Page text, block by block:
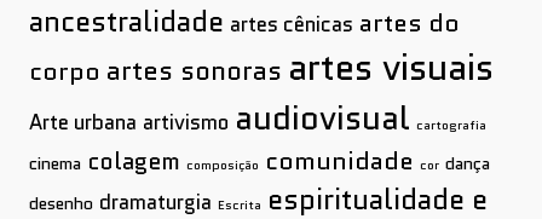
ancestralidade artes cênicas artes do
corpo artes sonoras artes visuais
Arte urbana artivismo audiovisual cartografia
cinema colagem composição comunidade cor dança
desenho dramaturgia Escrita espiritualidade e